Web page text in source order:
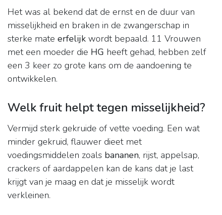
Het was al bekend dat de ernst en de duur van
misselijkheid en braken in de zwangerschap in
sterke mate erfelijk wordt bepaald. 11 Vrouwen
met een moeder die HG heeft gehad, hebben zelf
een 3 keer zo grote kans om de aandoening te
ontwikkelen.
Welk fruit helpt tegen misselijkheid?
Vermijd sterk gekruide of vette voeding. Een wat
minder gekruid, flauwer dieet met
voedingsmiddelen zoals bananen, rijst, appelsap,
crackers of aardappelen kan de kans dat je last
krijgt van je maag en dat je misselijk wordt
verkleinen.